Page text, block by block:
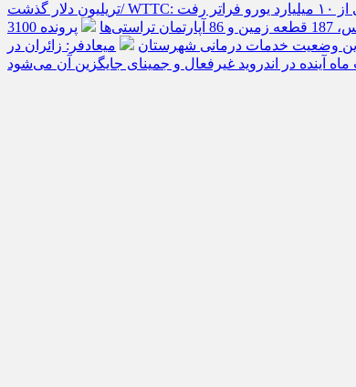
پرونده 3100
وضعیت خدمات درمانی شهرستان
میعادفر: زائران در
آینده در اندروید غیرفعال و جمینای جایگزین آن می‌شود